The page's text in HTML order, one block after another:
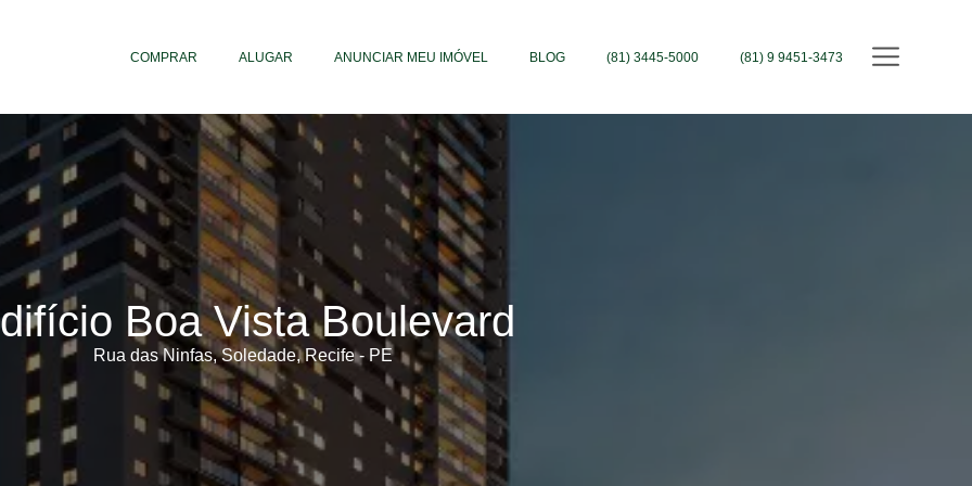
COMPRAR ALUGAR ANUNCIAR MEU IMÓVEL BLOG (81) 3445-5000 (81) 9 9451-3473
Boa Vista Boulevard
Rua das Ninfas, Soledade, Recife - PE